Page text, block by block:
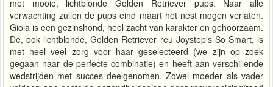
met mooie, lichtblonde Golden Retriever pups. Naar alle
verwachting zullen de pups eind maart het nest mogen verlaten.
Gioia is een gezinshond, heel zacht van karakter en gehoorzaam.
De, ook lichtblonde, Golden Retriever reu Joystep's So Smart, is
met heel veel zorg voor haar geselecteerd (we zijn op zoek
gegaan naar de perfecte combinatie) en heeft aan verschillende
wedstrijden met succes deelgenomen. Zowel moeder als vader